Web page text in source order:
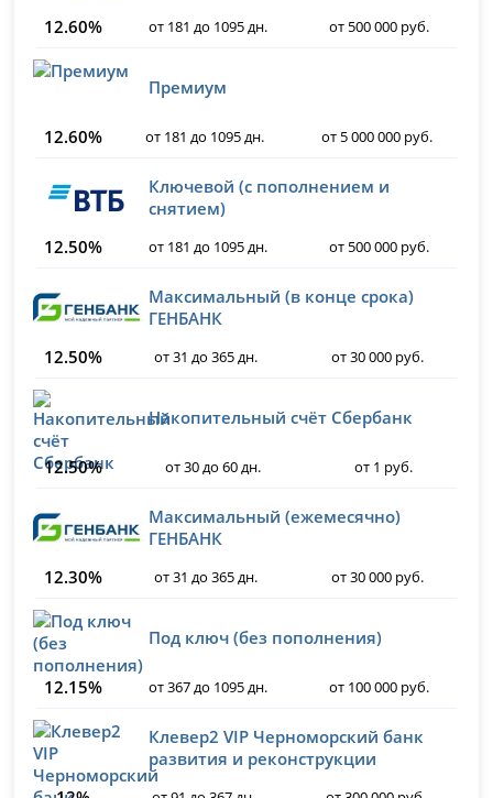
12.60% от 181 до 1095 дн. от 500 000 руб.
Премиум
12.60% от 181 до 1095 дн. от 5 000 000 руб.
Ключевой (с пополнением и
снятием)
12.50%
от 181 до 1095 дн. от 500 000 руб.
Максимальный (в конце срока)
ГЕНБАНК
12.50%
от 31 до 365 дн. от 30 000 руб.
Накопительный счёт Сбербанк
12.50% от 30 до 60 дн. от 1 руб.
Максимальный (ежемесячно)
ГЕНБАНК
12.30%
от 31 до 365 дн. от 30 000 руб.
Под ключ (без пополнения)
12.15% от 367 до 1095 дн. от 100 000 руб.
Клевер2 VIP Черноморский банк
развития и реконструкции